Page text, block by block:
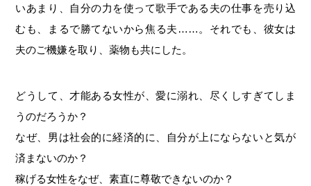
いあまり、自分の力を使って歌手である夫の仕事を売り込
むも、まるで勝てないから焦る夫……。それでも、彼女は
夫のご機嫌を取り、薬物も共にした。
どうして、才能ある女性が、愛に溺れ、尽くしすぎてしま
うのだろうか？
なぜ、男は社会的に経済的に、自分が上にならないと気が
済まないのか？
稼げる女性をなぜ、素直に尊敬できないのか？